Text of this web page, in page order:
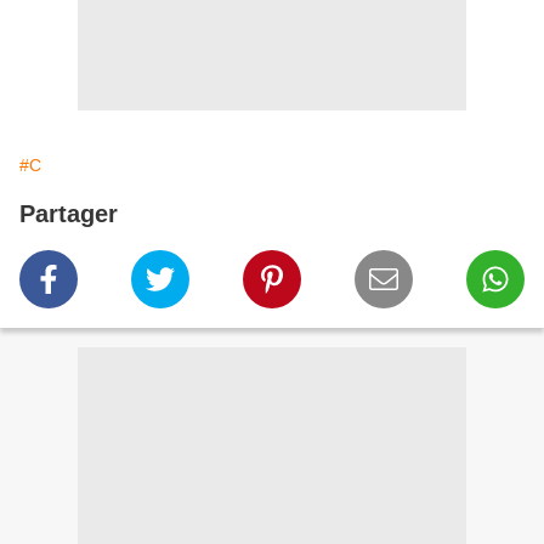
#C
Partager